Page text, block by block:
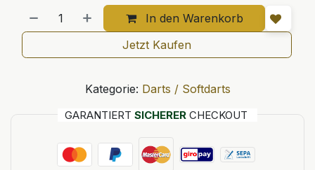
In den Warenkorb
Jetzt Kaufen
Kategorie: Darts / Softdarts
GARANTIERT SICHERER CHECKOUT